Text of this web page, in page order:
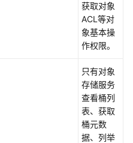
获取对象
ACL等对
象基本操
作权限。
只有对象
存储服务
查看桶列
表、获取
桶元数
据、列举